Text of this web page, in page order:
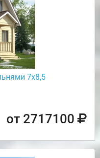
7х8,5
от 2717100